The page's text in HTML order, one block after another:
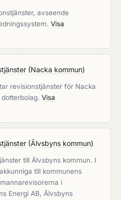
avseende
Visa
(Nacka kommun)
revisionstjänster för Nacka
Visa
(Älvsbyns kommun)
till Älvsbyns kommun. I
till kommunens
i
Energi AB, Älvsbyns